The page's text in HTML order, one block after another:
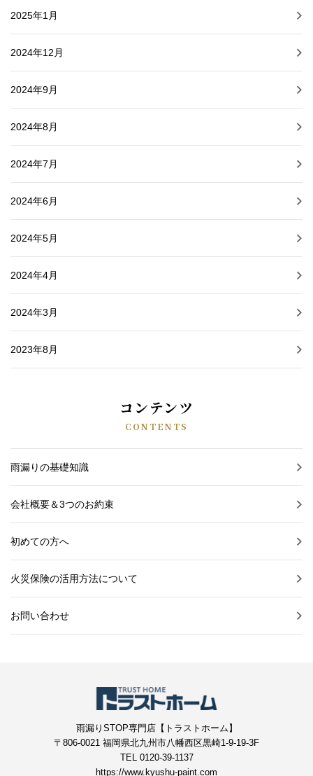
2025年1月
2024年12月
2024年9月
2024年8月
2024年7月
2024年6月
2024年5月
2024年4月
2024年3月
2023年8月
コンテンツ
CONTENTS
雨漏りの基礎知識
会社概要＆3つのお約束
初めての方へ
火災保険の活用方法について
お問い合わせ
雨漏りSTOP専門店【トラストホーム】
〒806-0021 福岡県北九州市八幡西区黒崎1-9-19-3F
TEL 0120-39-1137
https://www.kyushu-paint.com